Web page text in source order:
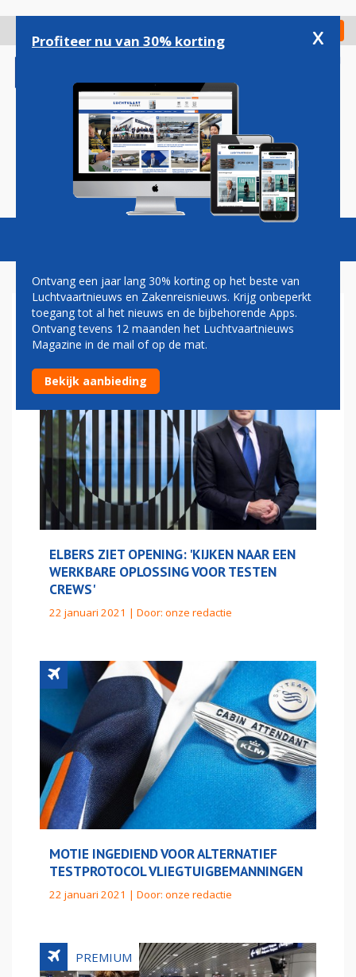
gaan
Check in
Magazine Podcasts Vacatures
CORONAVIRUS
ELBERS ZIET OPENING: 'KIJKEN NAAR EEN
WERKBARE OPLOSSING VOOR TESTEN
CREWS'
22 januari 2021 | Door: onze redactie
MOTIE INGEDIEND VOOR ALTERNATIEF
TESTPROTOCOL VLIEGTUIGBEMANNINGEN
22 januari 2021 | Door: onze redactie
Profiteer nu van 30% korting x
Ontvang een jaar lang 30% korting op het beste van
Luchtvaartnieuws en Zakenreisnieuws. Krijg onbeperkt
toegang tot al het nieuws en de bijbehorende Apps.
Ontvang tevens 12 maanden het Luchtvaartnieuws
Magazine in de mail of op de mat.
Bekijk aanbieding